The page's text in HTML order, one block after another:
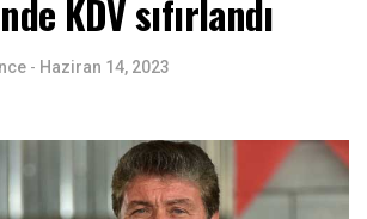
KDV sıfırlandı
- Haziran 14, 2023